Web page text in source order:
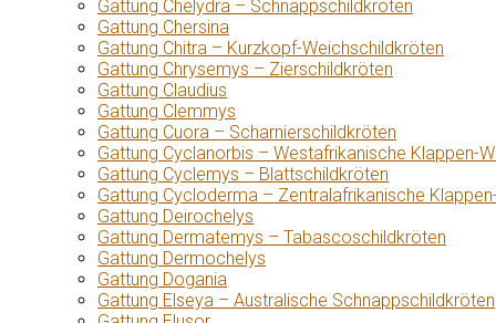
Gattung Chelydra – Schnappschildkröten
Gattung Chersina
Gattung Chitra – Kurzkopf-Weichschildkröten
Gattung Chrysemys – Zierschildkröten
Gattung Claudius
Gattung Clemmys
Gattung Cuora – Scharnierschildkröten
Gattung Cyclanorbis – Westafrikanische Klappen-
Gattung Cyclemys – Blattschildkröten
Gattung Cycloderma – Zentralafrikanische
Gattung Deirochelys
Gattung Dermatemys – Tabascoschildkröten
Gattung Dermochelys
Gattung Dogania
Gattung Elseya – Australische Schnappschildkröten